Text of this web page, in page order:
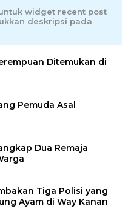
widget recent post
deskripsi pada
Ditemukan di
Pemuda Asal
Dua Remaja
Tiga Polisi yang
Ayam di Way Kanan